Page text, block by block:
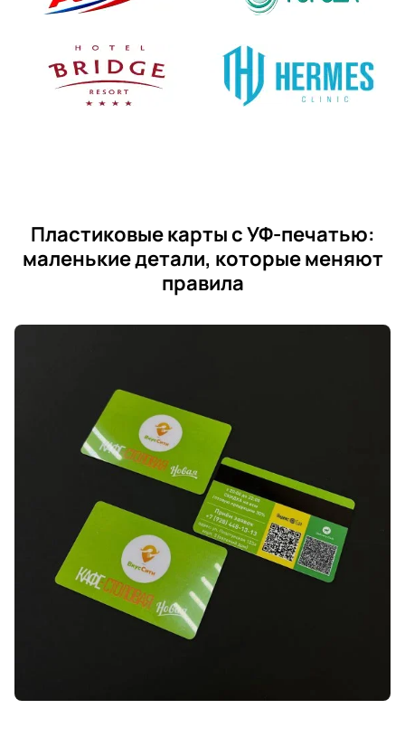
Пластиковые карты с УФ-печатью:
маленькие детали, которые меняют
правила